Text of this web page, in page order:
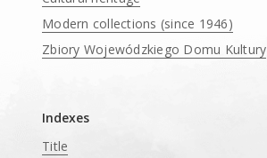
Modern collections (since 1946)
Zbiory Wojewódzkiego Domu Kultury
Indexes
Title